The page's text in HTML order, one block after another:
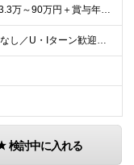
【前職給与保証】 月給23.3万～90万円＋賞与年2回＋インセンティブ ★年収1000万円以上の実績あり！ ※上記月給には月20～30時間分（2万9,300円～21万7,900円）の固定残業代を含み
★フルリモート可／転勤なし／U・Iターン歓迎★ ◎勤務地は相談の上、ご自宅近くに調整します！ 【勤務地】 本社、または東京／埼玉／千葉／神奈川／愛知／仙台のクライアント先 ◎完全在宅（フルリモート）
検討中に入れる